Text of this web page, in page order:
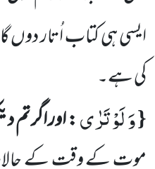
ایسی ہی کتاب اُتار دوں
کی ہے۔
{وَ لَوْ تَرٰى: اور اگر تم
موت کے وقت کے حالات